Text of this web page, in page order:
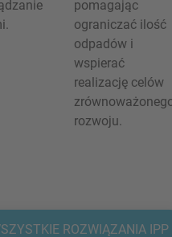
pomagając
ograniczać ilość
odpadów i
wspierać
realizację celów
rozwoju.
ROZWIĄZANIA IPP